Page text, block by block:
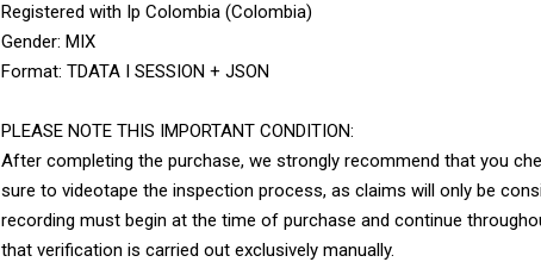
Registered with Ip Colombia (Colombia)
Gender: MIX
Format: TDATA I SESSION + JSON
PLEASE NOTE THIS IMPORTANT CONDITION:
After completing the purchase, we strongly recommend that you
sure to videotape the inspection process, as claims will only be
recording must begin at the time of purchase and continue
that verification is carried out exclusively manually.